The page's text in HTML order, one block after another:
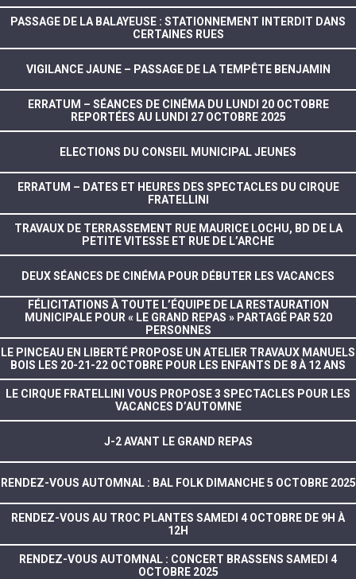
PASSAGE DE LA BALAYEUSE : STATIONNEMENT INTERDIT DANS
CERTAINES RUES
VIGILANCE JAUNE – PASSAGE DE LA TEMPÊTE BENJAMIN
ERRATUM – SÉANCES DE CINÉMA DU LUNDI 20 OCTOBRE
REPORTÉES AU LUNDI 27 OCTOBRE 2025
ELECTIONS DU CONSEIL MUNICIPAL JEUNES
ERRATUM – DATES ET HEURES DES SPECTACLES DU CIRQUE
FRATELLINI
TRAVAUX DE TERRASSEMENT RUE MAURICE LOCHU, BD DE LA
PETITE VITESSE ET RUE DE L’ARCHE
DEUX SÉANCES DE CINÉMA POUR DÉBUTER LES VACANCES
FÉLICITATIONS À TOUTE L’ÉQUIPE DE LA RESTAURATION
MUNICIPALE POUR « LE GRAND REPAS » PARTAGÉ PAR 520
PERSONNES
LE PINCEAU EN LIBERTÉ PROPOSE UN ATELIER TRAVAUX MANUELS
BOIS LES 20-21-22 OCTOBRE POUR LES ENFANTS DE 8 À 12 ANS
LE CIRQUE FRATELLINI VOUS PROPOSE 3 SPECTACLES POUR LES
VACANCES D’AUTOMNE
J-2 AVANT LE GRAND REPAS
RENDEZ-VOUS AUTOMNAL : BAL FOLK DIMANCHE 5 OCTOBRE 2025
RENDEZ-VOUS AU TROC PLANTES SAMEDI 4 OCTOBRE DE 9H À
12H
RENDEZ-VOUS AUTOMNAL : CONCERT BRASSENS SAMEDI 4
OCTOBRE 2025